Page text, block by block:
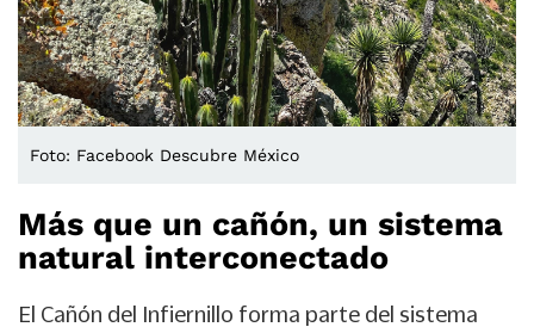
Foto: Facebook Descubre México
Más que un cañón, un sistema
natural interconectado
El Cañón del Infiernillo forma parte del sistema